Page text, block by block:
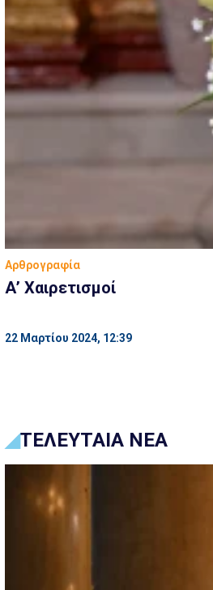
Αρθρογραφία
Α’ Χαιρετισμοί
22 Μαρτίου 2024, 12:39
ΤΕΛΕΥΤΑΙΑ ΝΕΑ